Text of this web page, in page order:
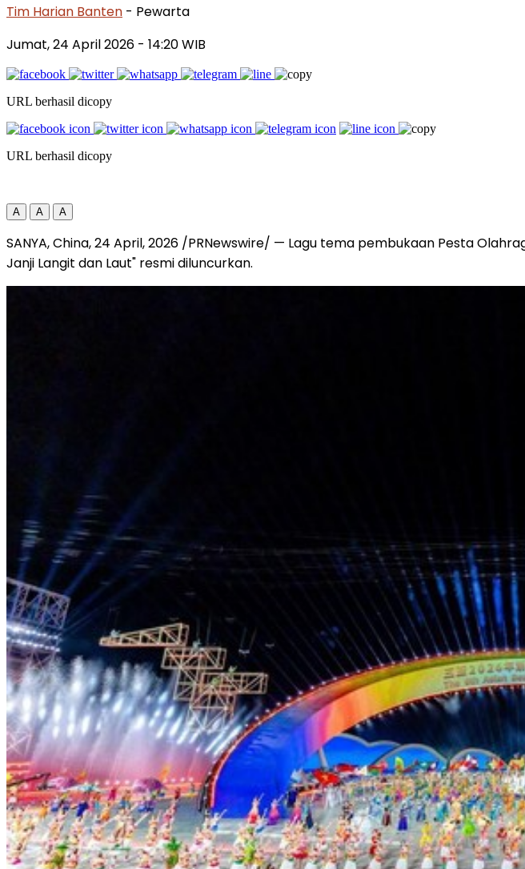
Tim Harian Banten - Pewarta
Jumat, 24 April 2026 - 14:20 WIB
URL berhasil dicopy
URL berhasil dicopy
A A A
SANYA, China,24 April, 2026 /PRNewswire/ — Lagu tema pembukaan Pesta
Janji Langit dan Laut" resmi diluncurkan.